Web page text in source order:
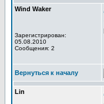
Wind Waker
Зарегистрирован:
05.08.2010
Сообщения: 2
Вернуться к началу
Lin